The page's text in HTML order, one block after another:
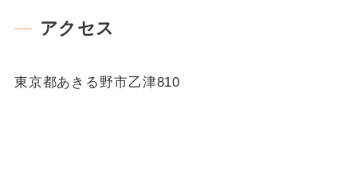
アクセス
東京都あきる野市乙津810